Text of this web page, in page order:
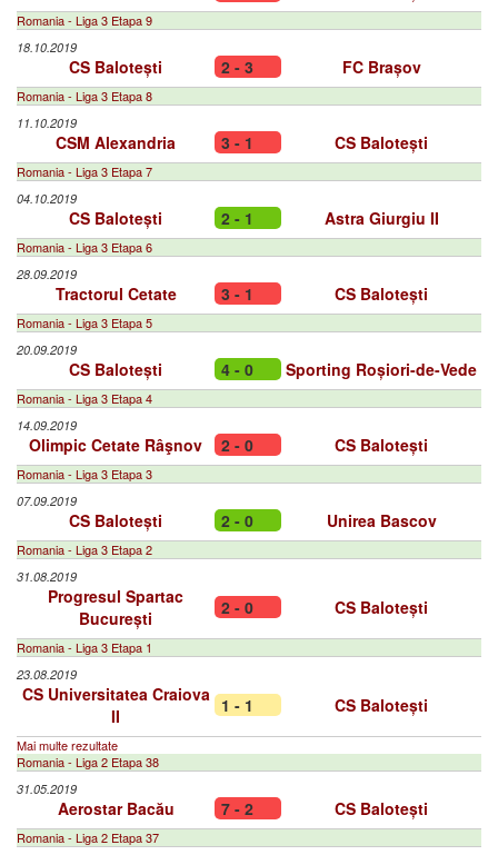
Romania - Liga 3 Etapa 9
18.10.2019
CS Balotești 2 - 3 FC Brașov
Romania - Liga 3 Etapa 8
11.10.2019
CSM Alexandria 3 - 1 CS Balotești
Romania - Liga 3 Etapa 7
04.10.2019
CS Balotești 2 - 1 Astra Giurgiu II
Romania - Liga 3 Etapa 6
28.09.2019
Tractorul Cetate 3 - 1 CS Balotești
Romania - Liga 3 Etapa 5
20.09.2019
CS Balotești 4 - 0 Sporting Roșiori-de-Vede
Romania - Liga 3 Etapa 4
14.09.2019
Olimpic Cetate Râşnov 2 - 0 CS Balotești
Romania - Liga 3 Etapa 3
07.09.2019
CS Balotești 2 - 0 Unirea Bascov
Romania - Liga 3 Etapa 2
31.08.2019
Progresul Spartac
București
2 - 0 CS Balotești
Romania - Liga 3 Etapa 1
23.08.2019
CS Universitatea Craiova
II
1 - 1 CS Balotești
Mai multe rezultate
Romania - Liga 2 Etapa 38
31.05.2019
Aerostar Bacău 7 - 2 CS Balotești
Romania - Liga 2 Etapa 37